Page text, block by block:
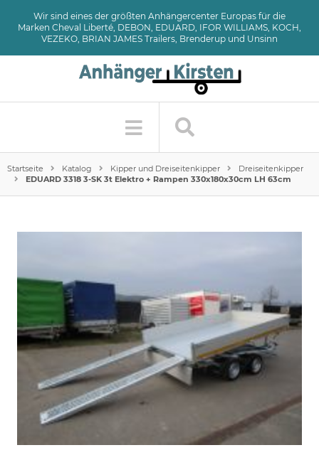
Wir sind eines der größten Anhängercenter Europas für die
Marken Cheval Liberté, DEBON, EDUARD, IFOR WILLIAMS, KOCH,
VEZEKO, BRIAN JAMES Trailers, Brenderup und Unsinn
Startseite Katalog Kipper und Dreiseitenkipper
Dreiseitenkipper
EDUARD 3318 3-SK 3t Elektro + Rampen 330x180x30cm LH 63cm